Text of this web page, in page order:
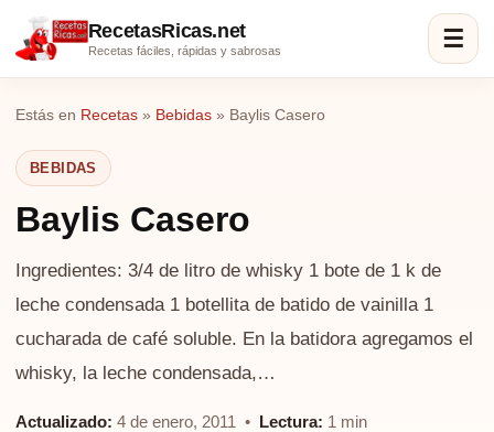
RecetasRicas.net
Recetas fáciles, rápidas y sabrosas ☰
Estás en Recetas » Bebidas » Baylis Casero
BEBIDAS
Baylis Casero
Ingredientes: 3/4 de litro de whisky 1 bote de 1 k de
leche condensada 1 botellita de batido de vainilla 1
cucharada de café soluble. En la batidora agregamos el
whisky, la leche condensada,…
Actualizado: 4 de enero, 2011 • Lectura: 1 min